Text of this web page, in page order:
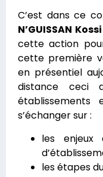
C’est dans ce
N’GUISSAN
cette action
cette première
en présentiel
distance ceci
s’échanger sur :
les enjeux
les étapes